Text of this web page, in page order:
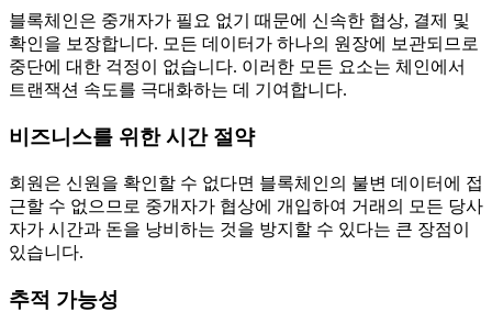
블록체인은 중개자가 필요 없기 때문에 신속한 협상, 결제 및
확인을 보장합니다. 모든 데이터가 하나의 원장에 보관되므로
중단에 대한 걱정이 없습니다. 이러한 모든 요소는 체인에서
트랜잭션 속도를 극대화하는 데 기여합니다.
비즈니스를 위한 시간 절약
회원은 신원을 확인할 수 없다면 블록체인의 불변 데이터에 접
근할 수 없으므로 중개자가 협상에 개입하여 거래의 모든 당사
자가 시간과 돈을 낭비하는 것을 방지할 수 있다는 큰 장점이
있습니다.
추적 가능성